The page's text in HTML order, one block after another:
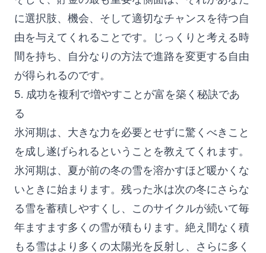
に選択肢、機会、そして適切なチャンスを待つ自
由を与えてくれることです。じっくりと考える時
間を持ち、自分なりの方法で進路を変更する自由
が得られるのです。
5. 成功を複利で増やすことが富を築く秘訣であ
る
氷河期は、大きな力を必要とせずに驚くべきこと
を成し遂げられるということを教えてくれます。
氷河期は、夏が前の冬の雪を溶かすほど暖かくな
いときに始まります。残った氷は次の冬にさらな
る雪を蓄積しやすくし、このサイクルが続いて毎
年ますます多くの雪が積もります。絶え間なく積
もる雪はより多くの太陽光を反射し、さらに多く